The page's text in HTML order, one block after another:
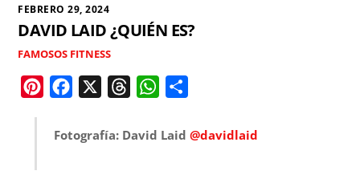
FEBRERO 29, 2024
DAVID LAID ¿QUIÉN ES?
FAMOSOS FITNESS
c
r
W
a
m
Fotografía: David Laid@davidlaid